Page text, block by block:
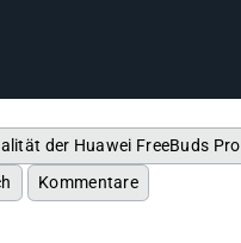
der Huawei FreeBuds Pro
Kommentare